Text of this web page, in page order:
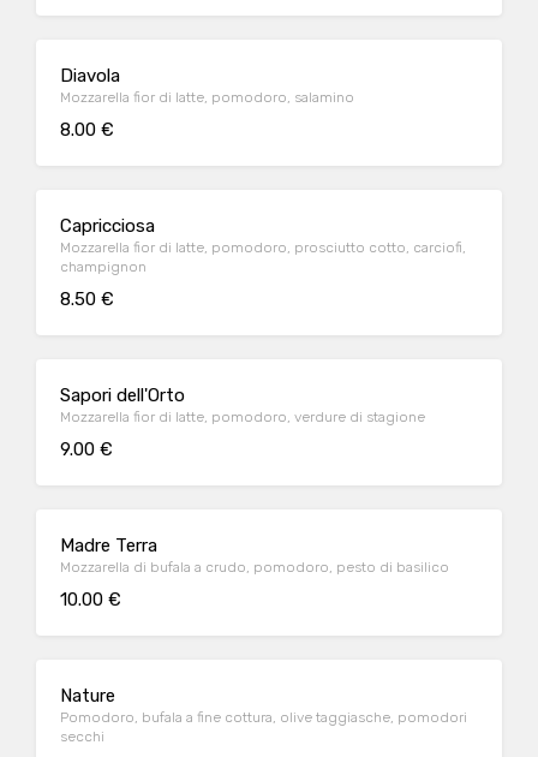
Diavola
Mozzarella fior di latte, pomodoro, salamino
8.00 €
Capricciosa
Mozzarella fior di latte, pomodoro, prosciutto cotto, carciofi,
champignon
8.50 €
Sapori dell'Orto
Mozzarella fior di latte, pomodoro, verdure di stagione
9.00 €
Madre Terra
Mozzarella di bufala a crudo, pomodoro, pesto di basilico
10.00 €
Nature
Pomodoro, bufala a fine cottura, olive taggiasche, pomodori
secchi